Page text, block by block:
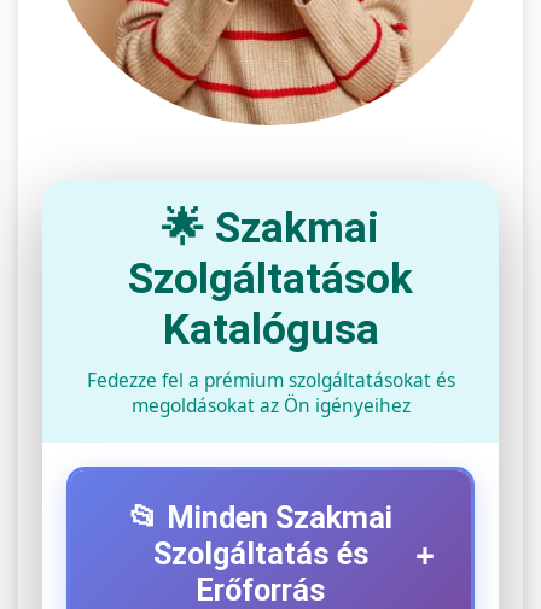
🌟 Szakmai
Szolgáltatások
Katalógusa
Fedezze fel a prémium szolgáltatásokat és
megoldásokat az Ön igényeihez
📂 Minden Szakmai
Szolgáltatás és
Erőforrás
+